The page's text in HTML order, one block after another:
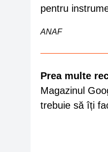
pentru
ANAF
Prea multe
Magazinul
trebuie să îți